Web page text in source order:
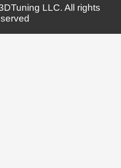
LLC. All rights